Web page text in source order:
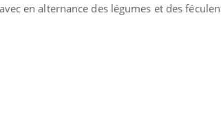
en alternance des légumes et des